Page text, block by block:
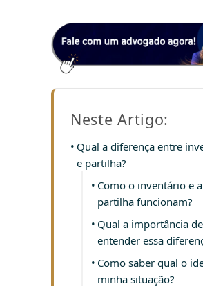
Neste Artigo:
Qual a diferença entre
e partilha?
Como o inventário e a
partilha funcionam?
Qual a importância de
entender essa
Como saber qual o
minha situação?